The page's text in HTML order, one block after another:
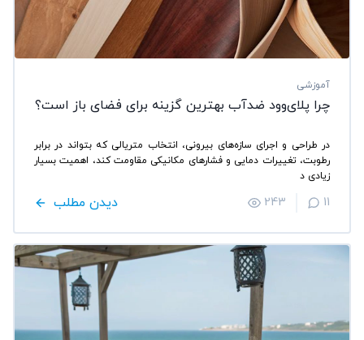
آموزشی
چرا پلای‌وود ضدآب بهترین گزینه برای فضای باز است؟
در طراحی و اجرای سازه‌های بیرونی، انتخاب متریالی که بتواند در برابر
رطوبت، تغییرات دمایی و فشارهای مکانیکی مقاومت کند، اهمیت بسیار
زیادی د
دیدن مطلب 243 11